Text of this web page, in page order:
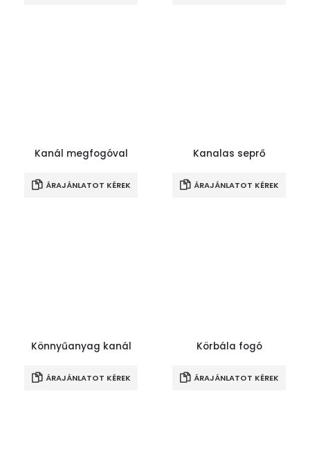
Kanál megfogóval
ÁRAJÁNLATOT KÉREK
Kanalas seprő
ÁRAJÁNLATOT KÉREK
Könnyűanyag kanál
ÁRAJÁNLATOT KÉREK
Körbála fogó
ÁRAJÁNLATOT KÉREK